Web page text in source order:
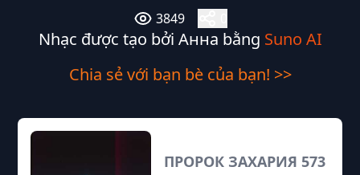
3849
Nhạc được tạo bởi Анна bằng Suno AI
Chia sẻ với bạn bè của bạn! >>
ПРОРОК ЗАХАРИЯ 573